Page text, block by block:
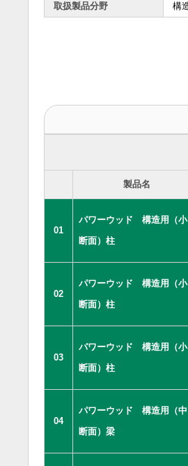
取扱製品分野 構
製品名
01
パワーウッド 構造用（小
断面）柱
02
パワーウッド 構造用（小
断面）柱
03
パワーウッド 構造用（小
断面）柱
04
パワーウッド 構造用（中
断面）梁